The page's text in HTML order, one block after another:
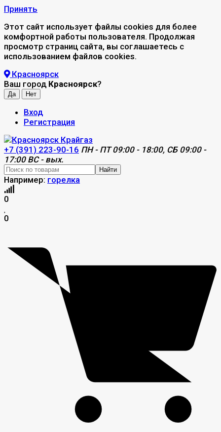
Принять
Этот сайт использует файлы cookies для более
комфортной работы пользователя. Продолжая
просмотр страниц сайта, вы соглашаетесь с
использованием файлов cookies.
Красноярск
Ваш город Красноярск?
Вход
Регистрация
+7 (391) 223-90-16 ПН - ПТ 09:00 - 18:00, СБ 09:00 -
17:00 ВС - вых.
Найти
Например: горелка
0
0